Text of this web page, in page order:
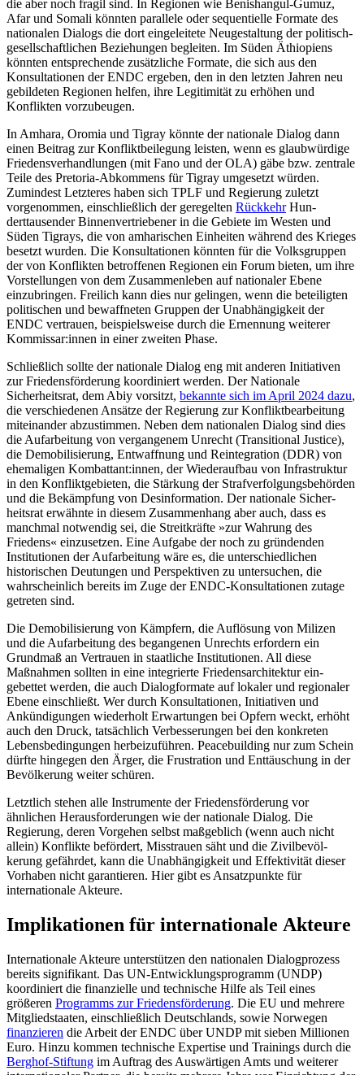
die aber noch fragil sind. In Regionen wie Benishangul-Gumuz,
Afar und Somali könnten parallele oder sequentielle Formate des
nationalen Dia­logs die dort eingeleitete Neugestaltung der politisch-
gesell­schaftlichen Beziehungen begleiten. Im Süden Äthiopiens
könnten entsprechende zusätzliche Formate, die sich aus den
Konsultationen der ENDC ergeben, den in den letzten Jahren neu
gebildeten Regionen helfen, ihre Legitimität zu er­höhen und
Konflikten vorzubeugen.
In Amhara, Oromia und Tigray könnte der nationale Dialog dann
einen Beitrag zur Konfliktbeilegung leisten, wenn es glaub­würdige
Friedens­verhandlungen (mit Fano und der OLA) gäbe bzw. zentrale
Teile des Pretoria-Abkommens für Tigray umgesetzt würden.
Zumindest Letzteres haben sich TPLF und Regierung zuletzt
vorgenommen, einschließlich der geregelten RückkehrHun­
derttausender Binnenvertriebener in die Gebiete im Westen und
Süden Tigrays, die von amharischen Einheiten während des Krieges
besetzt wurden. Die Konsulta­tionen könnten für die Volksgruppen
der von Konflikten betroffenen Regionen ein Forum bieten, um ihre
Vorstellungen von dem Zusammenleben auf nationaler Ebene
einzubringen. Freilich kann dies nur gelin­gen, wenn die beteiligten
politischen und bewaffneten Gruppen der Unabhängigkeit der
ENDC vertrauen, beispielsweise durch die Ernennung weiterer
Kommissar:innen in einer zweiten Phase.
Schließlich sollte der nationale Dialog eng mit anderen Initiativen
zur Friedensförderung koordiniert werden. Der Natio­nale
Sicherheitsrat, dem Abiy vorsitzt, be­kannte sich im April 2024 dazu,
die ver­schiedenen Ansätze der Regierung zur Konfliktbearbeitung
miteinander ab­zustim­men. Neben dem nationalen Dialog sind dies
die Aufarbeitung von vergangenem Unrecht (Transitional Justice),
die Demobilisierung, Entwaffnung und Reinte­gration (DDR) von
ehemaligen Kombattant:innen, der Wiederaufbau von Infrastruktur
in den Konfliktgebieten, die Stärkung der Straf­verfolgungsbehörden
und die Bekämpfung von Desinformation. Der nationale Sicher­
heitsrat erwähnte in diesem Zusammenhang aber auch, dass es
manchmal not­wendig sei, die Streitkräfte »zur Wahrung des
Friedens« einzusetzen. Eine Aufgabe der noch zu gründenden
Institutionen der Auf­arbeitung wäre es, die unterschiedlichen
historischen Deutungen und Perspektiven zu untersuchen, die
wahrscheinlich bereits im Zuge der ENDC-Konsultationen zutage
getreten sind.
Die Demobilisierung von Kämpfern, die Auflösung von Milizen
und die Aufarbeitung des begangenen Unrechts erfordern ein
Grundmaß an Vertrauen in staatliche Institutionen. All diese
Maßnahmen sollten in eine integrierte Friedensarchitektur ein­
gebettet werden, die auch Dialogformate auf lokaler und regionaler
Ebene einschließt. Wer durch Konsultationen, Initiativen und
Ankündigungen wiederholt Erwartungen bei Opfern weckt, erhöht
auch den Druck, tatsächlich Verbesserungen bei den kon­kreten
Lebensbedingungen herbeizuführen. Peacebuilding nur zum Schein
dürfte hin­gegen den Ärger, die Frustration und Ent­täuschung in der
Bevölkerung weiter schüren.
Letztlich stehen alle Instrumente der Friedensförderung vor
ähnlichen Herausforderungen wie der nationale Dialog. Die
Regierung, deren Vorgehen selbst maß­geblich (wenn auch nicht
allein) Konflikte be­fördert, Misstrauen säht und die Zivil­bevöl­
kerung gefährdet, kann die Unabhängigkeit und Effektivität dieser
Vorhaben nicht garantieren. Hier gibt es Ansatz­punkte für
internationale Akteure.
Implikationen für internationale Akteure
Internationale Akteure unterstützen den nationalen Dialogprozess
bereits signifikant. Das UN-Entwicklungsprogramm (UNDP)
koordiniert die finanzielle und technische Hilfe als Teil eines
größeren Programms zur Friedensförderung. Die EU und mehrere
Mit­gliedstaaten, einschließlich Deutschlands, sowie Norwegen
finanzieren die Arbeit der ENDC über UNDP mit sieben Millionen
Euro. Hinzu kommen technische Expertise und Trai­nings durch die
Berghof-Stiftung im Auftrag des Auswärtigen Amts und weiterer